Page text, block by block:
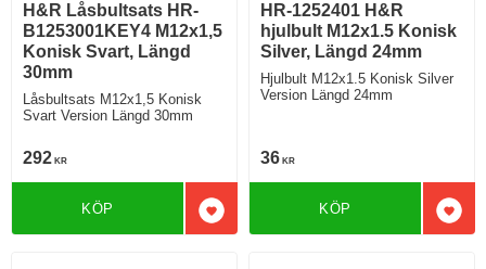
H&R Låsbultsats HR-
B1253001KEY4 M12x1,5
Konisk Svart, Längd
30mm
Låsbultsats M12x1,5 Konisk
Svart Version Längd 30mm
292 KR
Lägg till i favoriter
KÖP
HR-1252401 H&R
hjulbult M12x1.5 Konisk
Silver, Längd 24mm
Hjulbult M12x1.5 Konisk Silver
Version Längd 24mm
36 KR
KÖP